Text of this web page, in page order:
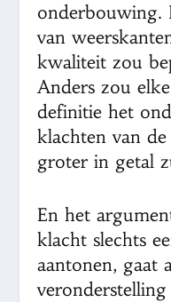
onderbouwing.
van
kwaliteit zou
Anders zou
definitie het
klachten van
groter in getal
En het
klacht slechts
aantonen, gaat